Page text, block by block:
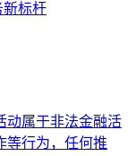
新标杆
动属于非法金融活
等行为，任何推